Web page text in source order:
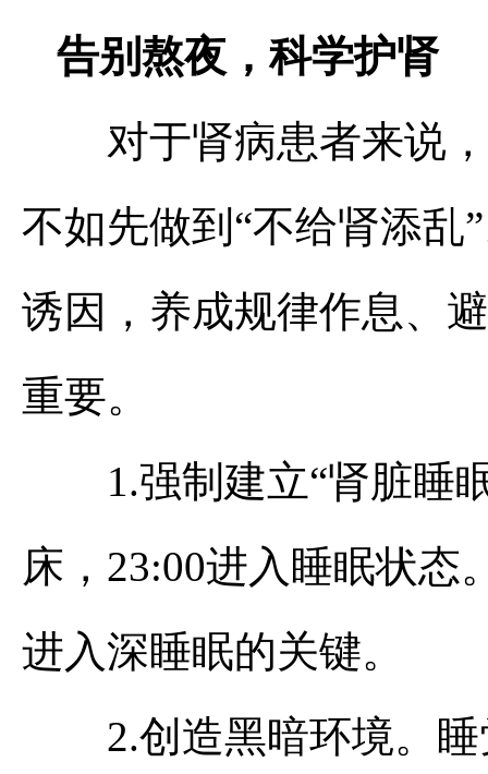
告别熬夜，科学护肾
对于肾病患者来说，
不如先做到“不给肾添乱
诱因，养成规律作息、
重要。
1.强制建立“肾脏睡眠
床，23:00进入睡眠状态
进入深睡眠的关键。
2.创造黑暗环境。睡